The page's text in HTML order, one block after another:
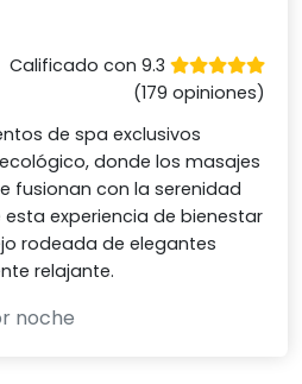
Calificado con 9.3
(179 opiniones)
de spa exclusivos
donde los masajes
fusionan con la serenidad
esta experiencia de bienestar
rodeada de elegantes
relajante.
noche